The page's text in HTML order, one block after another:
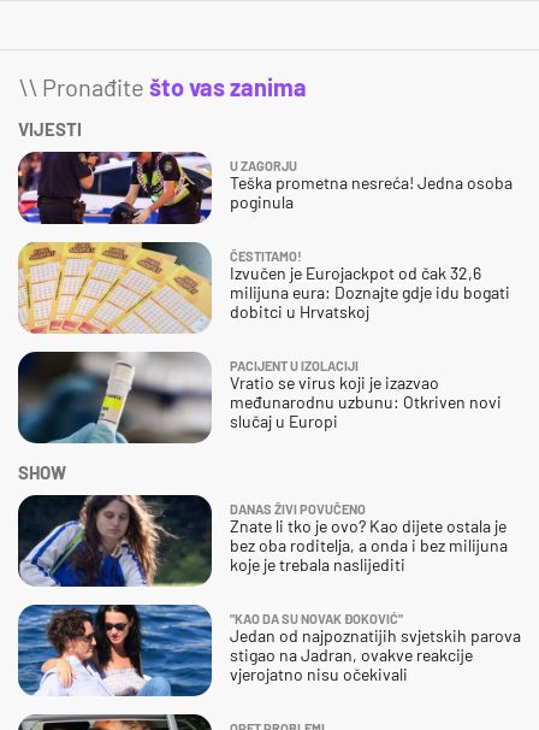
\\ Pronađite što vas zanima
VIJESTI
U ZAGORJU
Teška prometna nesreća! Jedna osoba
poginula
ČESTITAMO!
Izvučen je Eurojackpot od čak 32,6
milijuna eura: Doznajte gdje idu bogati
dobitci u Hrvatskoj
PACIJENT U IZOLACIJI
Vratio se virus koji je izazvao
međunarodnu uzbunu: Otkriven novi
slučaj u Europi
SHOW
DANAS ŽIVI POVUČENO
Znate li tko je ovo? Kao dijete ostala je
bez oba roditelja, a onda i bez milijuna
koje je trebala naslijediti
"KAO DA SU NOVAK ĐOKOVIĆ"
Jedan od najpoznatijih svjetskih parova
stigao na Jadran, ovakve reakcije
vjerojatno nisu očekivali